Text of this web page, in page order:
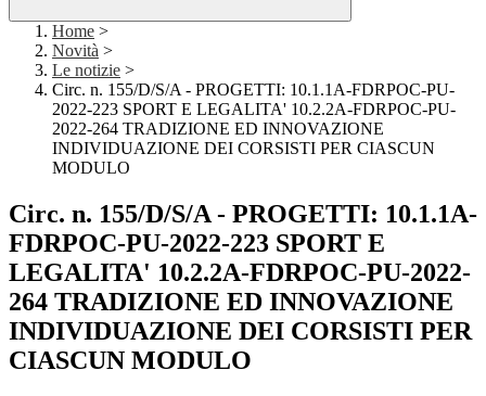
Home >
Novità >
Le notizie >
Circ. n. 155/D/S/A - PROGETTI: 10.1.1A-FDRPOC-PU-
2022-223 SPORT E LEGALITA' 10.2.2A-FDRPOC-PU-
2022-264 TRADIZIONE ED INNOVAZIONE
INDIVIDUAZIONE DEI CORSISTI PER CIASCUN
MODULO
Circ. n. 155/D/S/A - PROGETTI: 10.1.1A-
FDRPOC-PU-2022-223 SPORT E
LEGALITA' 10.2.2A-FDRPOC-PU-2022-
264 TRADIZIONE ED INNOVAZIONE
INDIVIDUAZIONE DEI CORSISTI PER
CIASCUN MODULO